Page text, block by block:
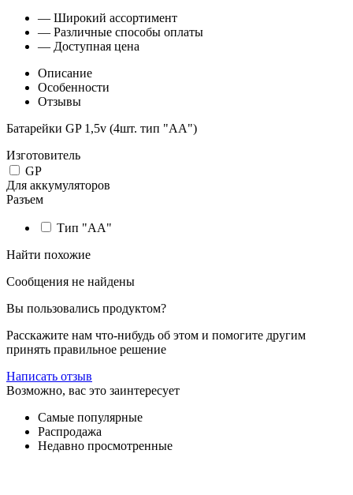
— Широкий ассортимент
— Различные способы оплаты
— Доступная цена
Описание
Особенности
Отзывы
Батарейки GP 1,5v (4шт. тип "АА")
Изготовитель
GP
Для аккумуляторов
Разъем
Тип "АА"
Найти похожие
Сообщения не найдены
Вы пользовались продуктом?
Расскажите нам что-нибудь об этом и помогите другим
принять правильное решение
Написать отзыв
Возможно, вас это заинтересует
Самые популярные
Распродажа
Недавно просмотренные